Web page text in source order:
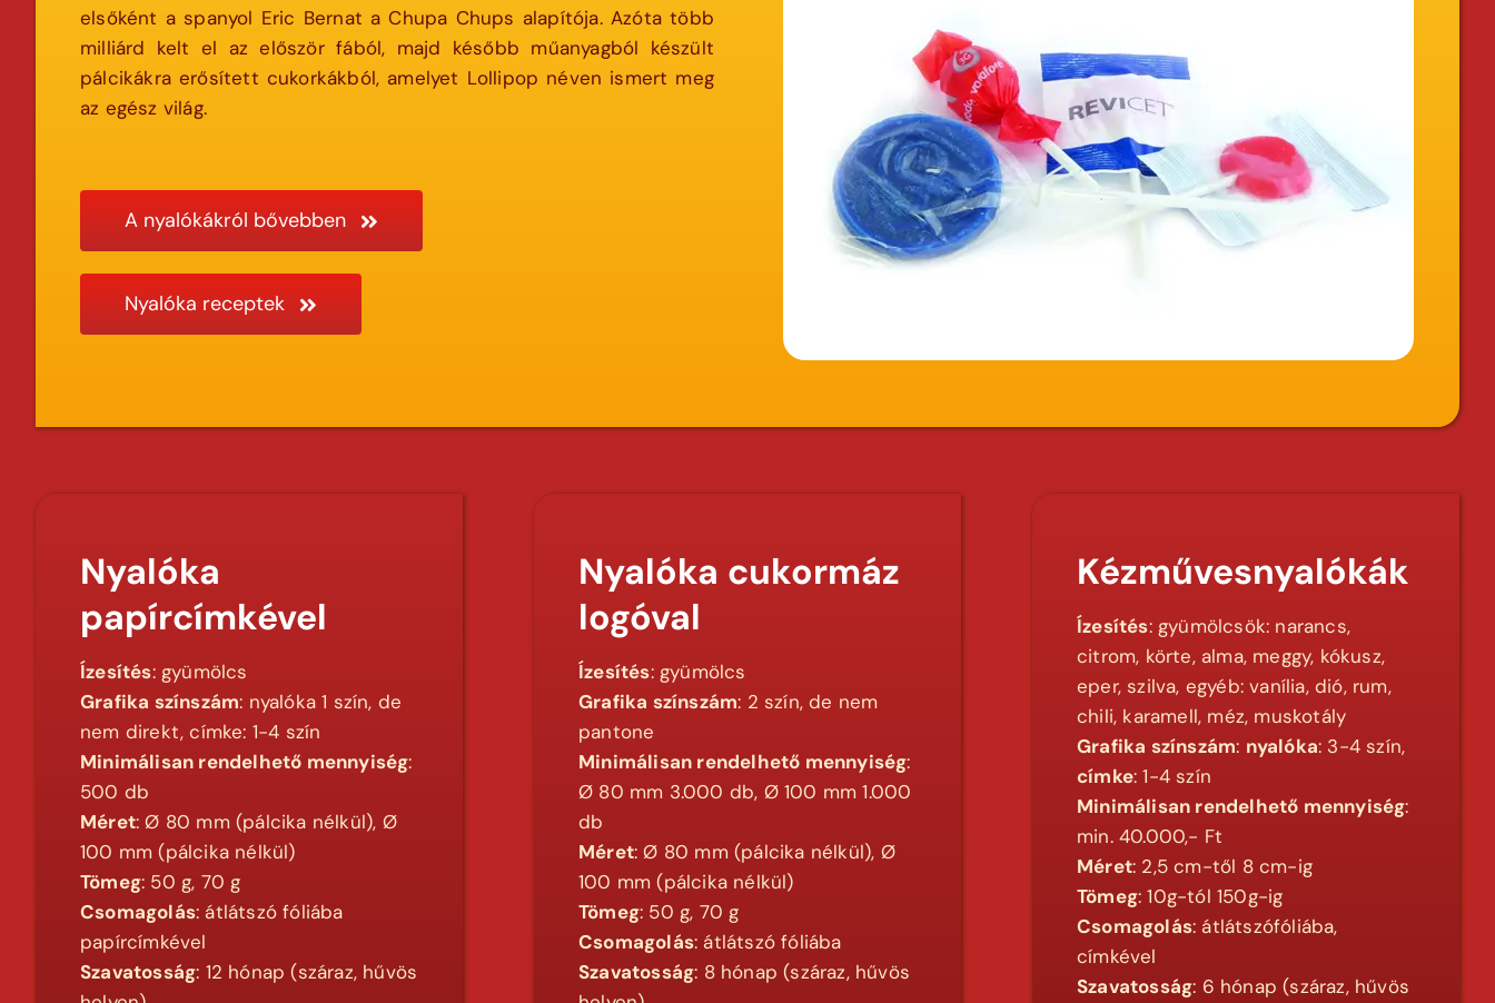
elsőként a spanyol Eric Bernat a Chupa Chups alapítója. Azóta több
milliárd kelt el az először fából, majd később műanyagból készült
pálcikákra erősített cukorkákból, amelyet Lollipop néven ismert meg
az egész világ.
A nyalókákról bővebben
Nyalóka receptek
Nyalóka
papírcímkével
Ízesítés: gyümölcs
Grafika színszám: nyalóka 1 szín, de
nem direkt, címke: 1-4 szín
Minimálisan rendelhető mennyiség:
500 db
Méret: Ø 80 mm (pálcika nélkül), Ø
100 mm (pálcika nélkül)
Tömeg: 50 g, 70 g
Csomagolás: átlátszó fóliába
papírcímkével
Szavatosság: 12 hónap (száraz, hűvös
Nyalóka cukormáz
logóval
Ízesítés: gyümölcs
Grafika színszám: 2 szín, de nem
pantone
Minimálisan rendelhető mennyiség:
Ø 80 mm 3.000 db, Ø 100 mm 1.000
db
Méret: Ø 80 mm (pálcika nélkül), Ø
100 mm (pálcika nélkül)
Tömeg: 50 g, 70 g
Csomagolás: átlátszó fóliába
Szavatosság: 8 hónap (száraz, hűvös
Kézművesnyalókák
Ízesítés: gyümölcsök: narancs,
citrom, körte, alma, meggy, kókusz,
eper, szilva, egyéb: vanília, dió, rum,
chili, karamell, méz, muskotály
Grafika színszám: nyalóka: 3-4 szín,
címke: 1-4 szín
Minimálisan rendelhető mennyiség:
min. 40.000,- Ft
Méret: 2,5 cm-től 8 cm-ig
Tömeg: 10g-tól 150g-ig
Csomagolás: átlátszófóliába,
címkével
Szavatosság: 6 hónap (száraz, hűvös